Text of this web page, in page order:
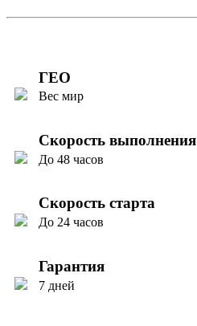
ГЕО
Вес мир
Скорость выполнения
До 48 часов
Скорость старта
До 24 часов
Гарантия
7 дней